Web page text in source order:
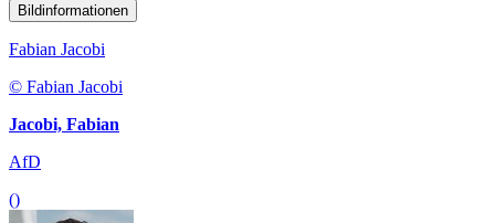
Bildinformationen
Fabian Jacobi
© Fabian Jacobi
Jacobi, Fabian
AfD
()